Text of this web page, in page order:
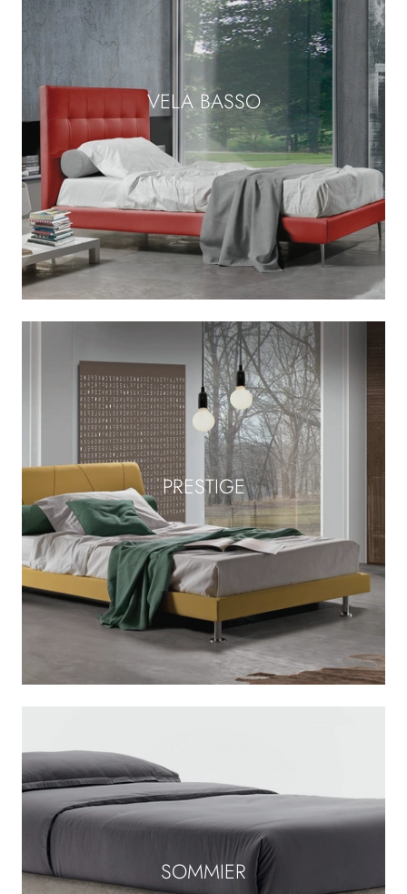
VELA BASSO
PRESTIGE
SOMMIER